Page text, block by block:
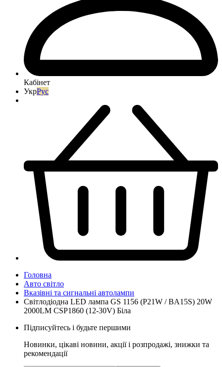
Кабінет
УкрРус
Головна
Авто світло
Вказівні та сигнальні автолампи
Світлодіодна LED лампа GS 1156 (P21W / BA15S) 20W
2000LM CSP1860 (12-30V) Біла
Підписуйтесь і будьте першими
Новинки, цікаві новини, акції і розпродажі, знижки та
рекомендації